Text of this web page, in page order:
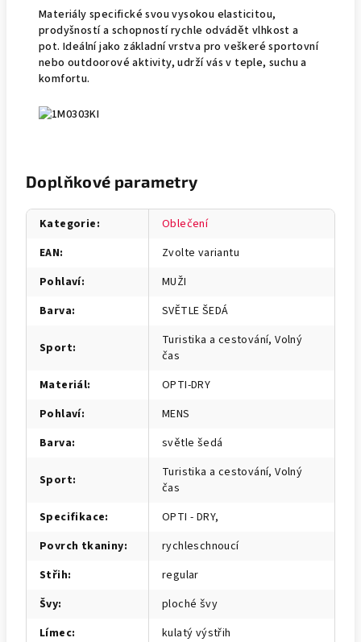
Materiály specifické svou vysokou elasticitou,
prodyšností a schopností rychle odvádět vlhkost a
pot. Ideální jako základní vrstva pro veškeré sportovní
nebo outdoorové aktivity, udrží vás v teple, suchu a
komfortu.
Doplňkové parametry
Kategorie:
Oblečení
EAN:
Zvolte variantu
Pohlaví:
MUŽI
Barva: SVĚTLE ŠEDÁ
Sport:
Turistika a cestování, Volný
čas
Materiál:
OPTI-DRY
Pohlaví:
MENS
Barva: světle šedá
Sport:
Turistika a cestování, Volný
čas
Specifikace:
OPTI - DRY,
Povrch tkaniny:
rychleschnoucí
Střih:
regular
Švy:
ploché švy
Límec:
kulatý výstřih